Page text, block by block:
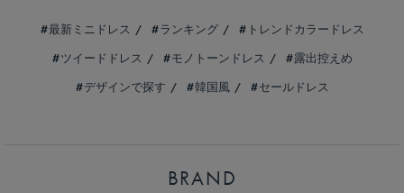
最新ミニドレス ランキング
トレンドカラードレス
ツイードドレス
モノトーンドレス
露出控えめ
デザインで探す
韓国風 セールドレス
BRAND